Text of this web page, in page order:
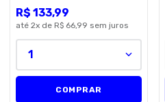
R$ 133,99
até 2x de R$ 66,99 sem juros
1
COMPRAR